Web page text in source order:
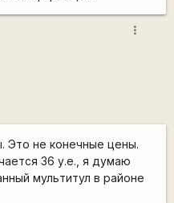
more_vert
Это не конечные цены.
36 у.е., я думаю
мультитул в районе